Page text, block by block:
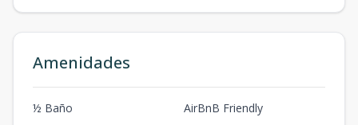
Amenidades
½ Baño
AirBnB Friendly